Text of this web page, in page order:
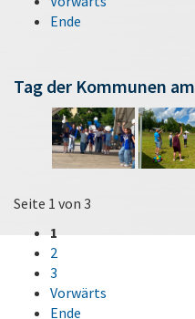
Ende
Tag der Kommunen
Seite 1 von 3
1
2
3
Vorwärts
Ende